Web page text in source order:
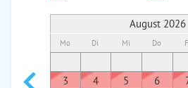
August 2026
Mo Di Mi Do
3
4 5 6